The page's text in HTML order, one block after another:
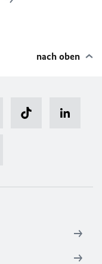
nach oben